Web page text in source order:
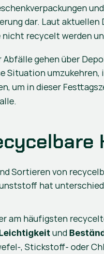
dar. Laut
nicht recycelt werden
Abfälle gehen über
Situation
um in dieser
Sortieren von
hat
am häufigsten
und
, Stickstoff- oder